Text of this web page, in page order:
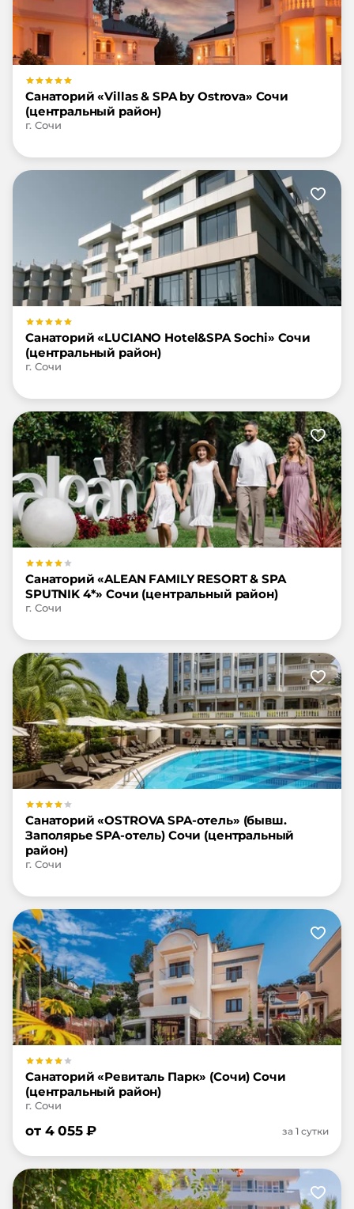
Санаторий «Villas & SPA by Ostrova» Сочи
(центральный район)
г. Сочи
Санаторий «LUCIANO Hotel&SPA Sochi» Сочи
(центральный район)
г. Сочи
Санаторий «ALEAN FAMILY RESORT & SPA
SPUTNIK 4*» Сочи (центральный район)
г. Сочи
Санаторий «OSTROVA SPA-отель» (бывш.
Заполярье SPA-отель) Сочи (центральный
район)
г. Сочи
Санаторий «Ревиталь Парк» (Сочи) Сочи
(центральный район)
г. Сочи
от 4 055₽ за 1 сутки